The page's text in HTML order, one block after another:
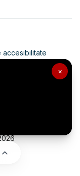
×
accesibilitate
confidențialitate